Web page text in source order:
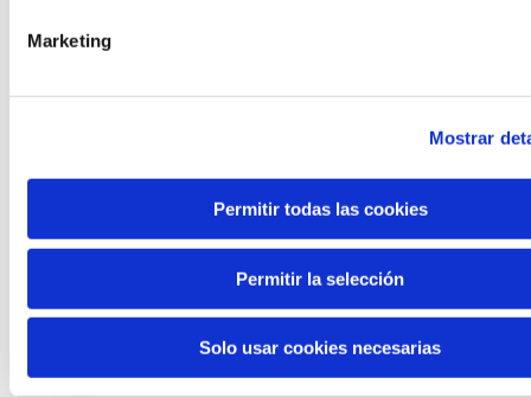
Marketing
Mostrar
Permitir todas las cookies
Permitir la selección
Solo usar cookies necesarias
Ezagutza sortzea
Lanaren etorkizunaren txostena
Elikagaien etorkizuna